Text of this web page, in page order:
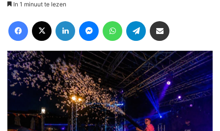
In 1 minuut te lezen